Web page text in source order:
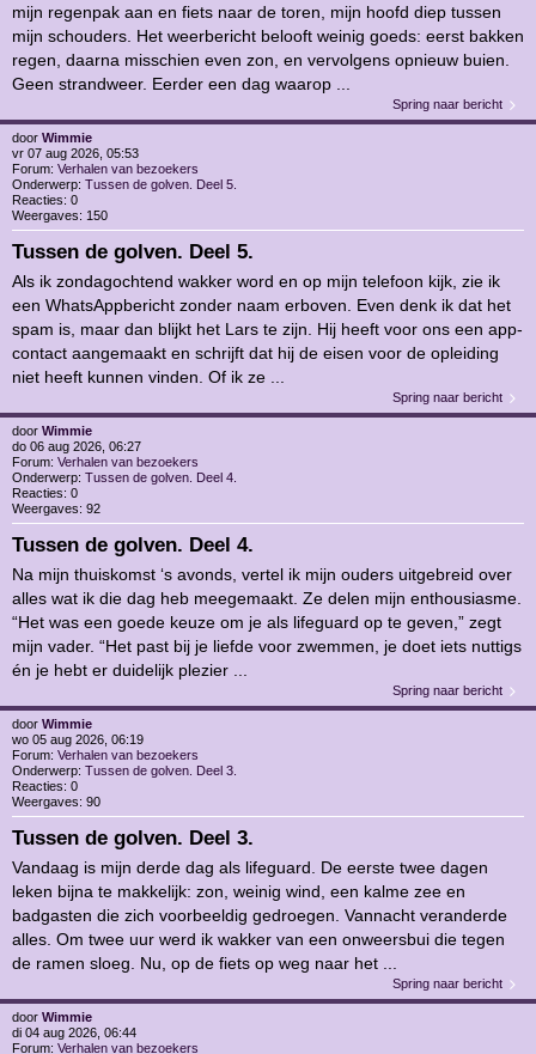
mijn regenpak aan en fiets naar de toren, mijn hoofd diep tussen
mijn schouders. Het weerbericht belooft weinig goeds: eerst bakken
regen, daarna misschien even zon, en vervolgens opnieuw buien.
Geen strandweer. Eerder een dag waarop ...
Spring naar bericht
door Wimmie
vr 07 aug 2026, 05:53
Forum: Verhalen van bezoekers
Onderwerp: Tussen de golven. Deel 5.
Reacties: 0
Weergaves: 150
Tussen de golven. Deel 5.
Als ik zondagochtend wakker word en op mijn telefoon kijk, zie ik
een WhatsAppbericht zonder naam erboven. Even denk ik dat het
spam is, maar dan blijkt het Lars te zijn. Hij heeft voor ons een app-
contact aangemaakt en schrijft dat hij de eisen voor de opleiding
niet heeft kunnen vinden. Of ik ze ...
Spring naar bericht
door Wimmie
do 06 aug 2026, 06:27
Forum: Verhalen van bezoekers
Onderwerp: Tussen de golven. Deel 4.
Reacties: 0
Weergaves: 92
Tussen de golven. Deel 4.
Na mijn thuiskomst ‘s avonds, vertel ik mijn ouders uitgebreid over
alles wat ik die dag heb meegemaakt. Ze delen mijn enthousiasme.
“Het was een goede keuze om je als lifeguard op te geven,” zegt
mijn vader. “Het past bij je liefde voor zwemmen, je doet iets nuttigs
én je hebt er duidelijk plezier ...
Spring naar bericht
door Wimmie
wo 05 aug 2026, 06:19
Forum: Verhalen van bezoekers
Onderwerp: Tussen de golven. Deel 3.
Reacties: 0
Weergaves: 90
Tussen de golven. Deel 3.
Vandaag is mijn derde dag als lifeguard. De eerste twee dagen
leken bijna te makkelijk: zon, weinig wind, een kalme zee en
badgasten die zich voorbeeldig gedroegen. Vannacht veranderde
alles. Om twee uur werd ik wakker van een onweersbui die tegen
de ramen sloeg. Nu, op de fiets op weg naar het ...
Spring naar bericht
door Wimmie
di 04 aug 2026, 06:44
Forum: Verhalen van bezoekers